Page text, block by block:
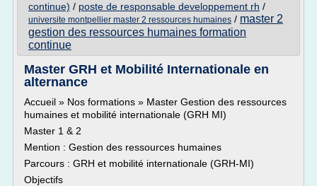
continue) / poste de responsable developpement rh /
universite montpellier master 2 ressources humaines / master 2
gestion des ressources humaines formation
continue
Master GRH et Mobilité Internationale en
alternance
Accueil » Nos formations » Master Gestion des ressources
humaines et mobilité internationale (GRH MI)
Master 1 & 2
Mention : Gestion des ressources humaines
Parcours : GRH et mobilité internationale (GRH-MI)
Objectifs